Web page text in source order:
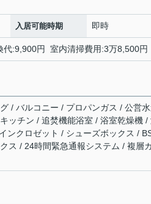
入居可能時期 即時
:9,900円 室内清掃費用:3万8,500円
/ バルコニー / プロパンガス / 公営
ッチン / 追焚機能浴室 / 浴室乾燥機
ンクロゼット / シューズボックス /
ス / 24時間緊急通報システム / 複層